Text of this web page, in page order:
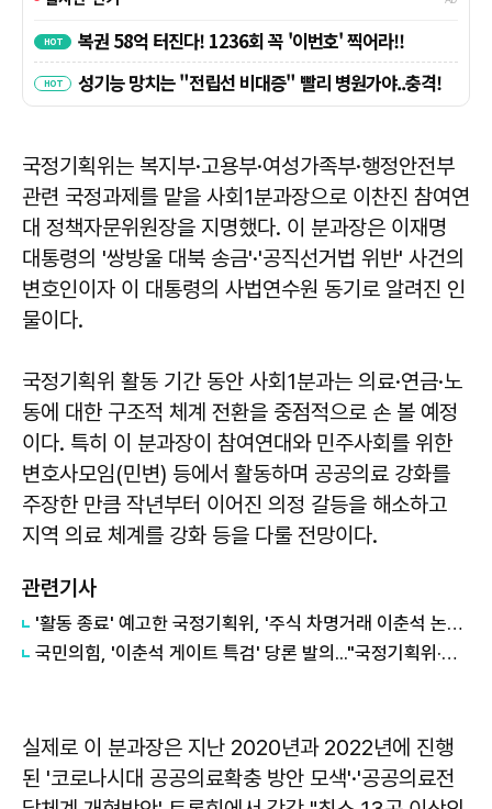
국정기획위는 복지부·고용부·여성가족부·행정안전부
관련 국정과제를 맡을 사회1분과장으로 이찬진 참여연
대 정책자문위원장을 지명했다. 이 분과장은 이재명
대통령의 '쌍방울 대북 송금'·'공직선거법 위반' 사건의
변호인이자 이 대통령의 사법연수원 동기로 알려진 인
물이다.
국정기획위 활동 기간 동안 사회1분과는 의료·연금·노
동에 대한 구조적 체계 전환을 중점적으로 손 볼 예정
이다. 특히 이 분과장이 참여연대와 민주사회를 위한
변호사모임(민변) 등에서 활동하며 공공의료 강화를
주장한 만큼 작년부터 이어진 의정 갈등을 해소하고
지역 의료 체계를 강화 등을 다룰 전망이다.
관련기사
'활동 종료' 예고한 국정기획위, '주식 차명거래 이춘석 논란'만 무성
국민의힘, '이춘석 게이트 특검' 당론 발의..."국정기획위·의원 전수조사"
실제로 이 분과장은 지난 2020년과 2022년에 진행
된 '코로나시대 공공의료확충 방안 모색'·'공공의료전